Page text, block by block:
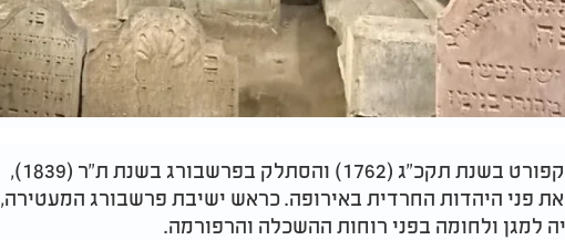
החתם סופר, שנולד בפרנקפורט בשנת תקכ"ג (1762) והסתלק בפרשבורג בשנת ת"ר (1839),
פני היהדות החרדית באירופה. כראש ישיבת פרשבורג המעטירה,
למגן ולחומה בפני רוחות ההשכלה והרפורמה.